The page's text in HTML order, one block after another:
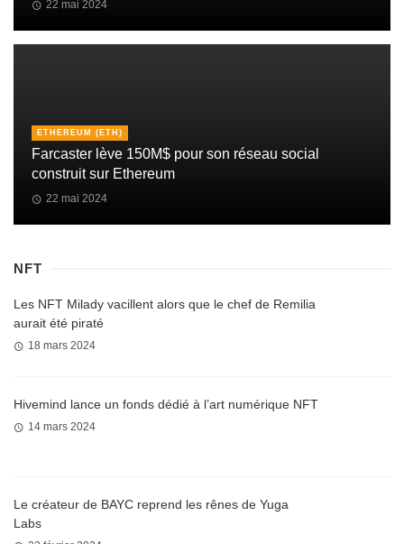
22 mai 2024
ETHEREUM (ETH)
Farcaster lève 150M$ pour son réseau social
construit sur Ethereum
22 mai 2024
NFT
Les NFT Milady vacillent alors que le chef de Remilia
aurait été piraté
18 mars 2024
Hivemind lance un fonds dédié à l’art numérique NFT
14 mars 2024
Le créateur de BAYC reprend les rênes de Yuga
Labs